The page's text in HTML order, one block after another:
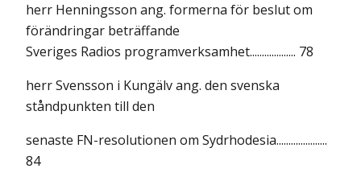
herr Henningsson ang. formerna för beslut om
förändringar beträffande
Sveriges Radios programverksamhet................... 78
herr Svensson i Kungälv ang. den svenska
ståndpunkten till den
senaste FN-resolutionen om Sydrhodesia.....................
84